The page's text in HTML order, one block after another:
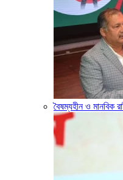
বৈষম্যহীন ও মানবিক